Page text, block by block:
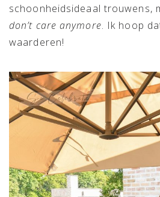
schoonheidsideaal trouwens,
don’t care anymore. Ik hoop
waarderen!